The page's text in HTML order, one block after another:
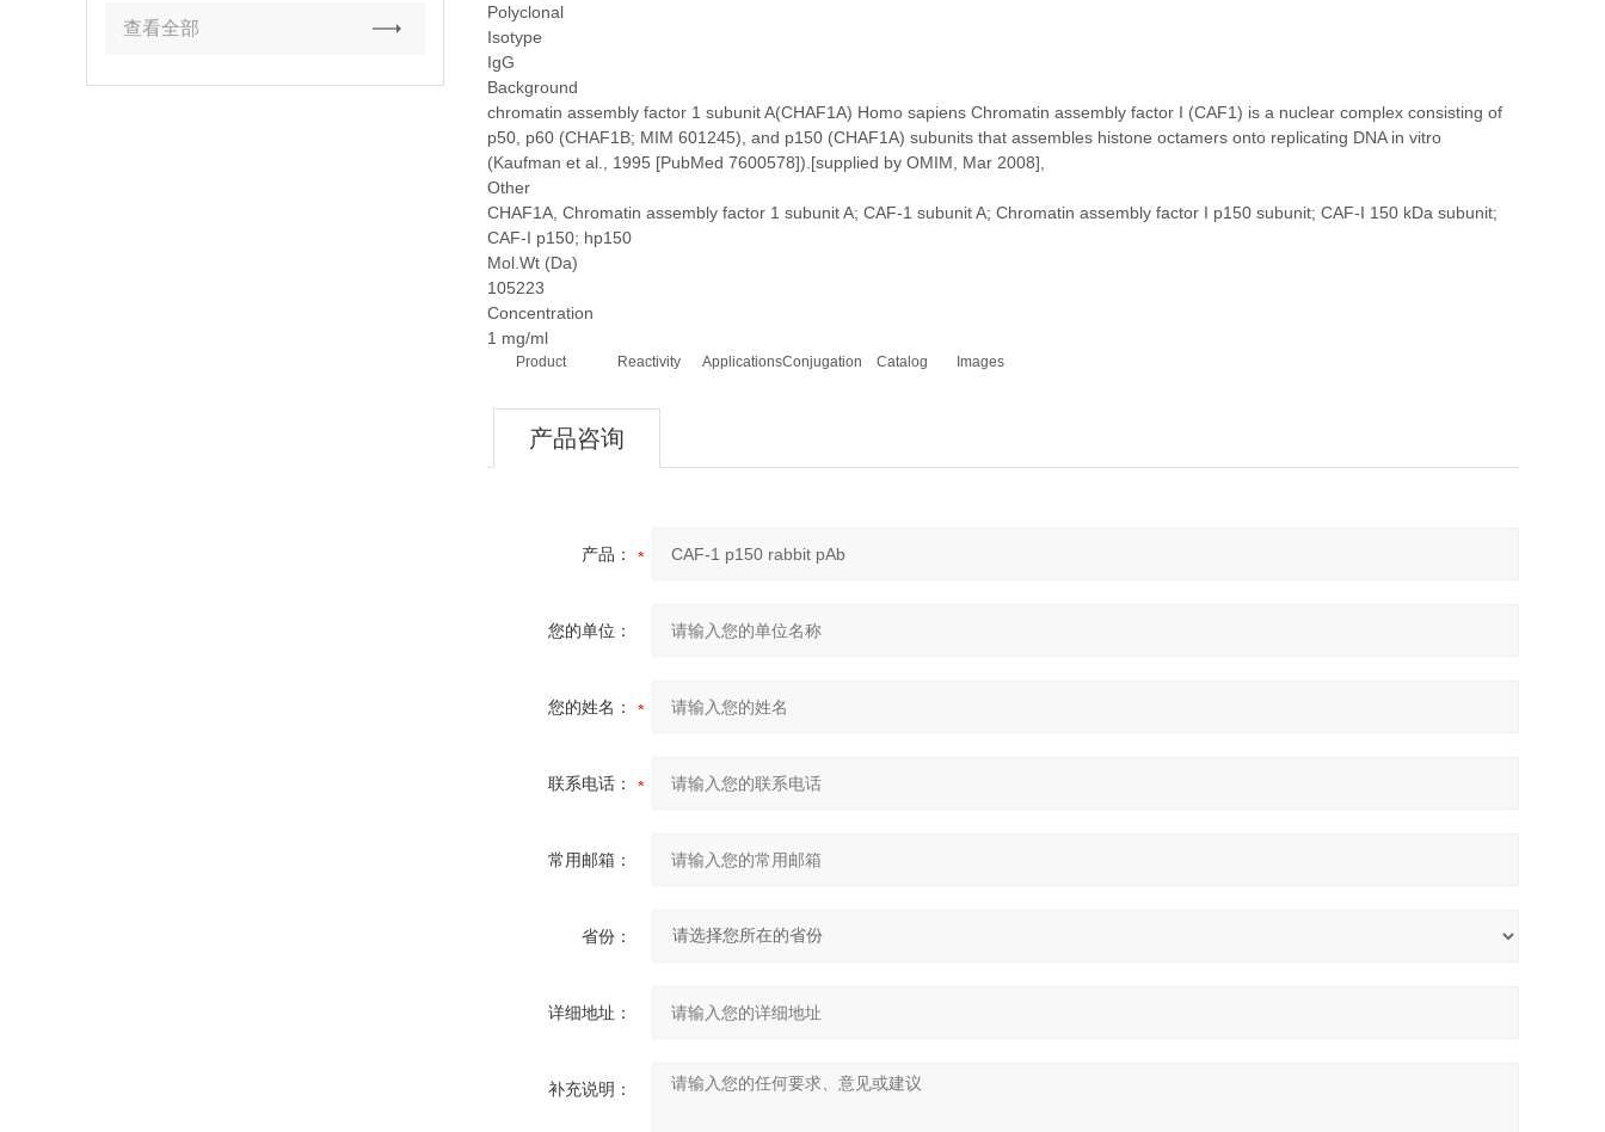
查看全部
Polyclonal
Isotype
IgG
Background
chromatin assembly factor 1 subunit A(CHAF1A) Homo sapiens Chromatin assembly factor I (CAF1) is a nuclear complex consisting of
p50, p60 (CHAF1B; MIM 601245), and p150 (CHAF1A) subunits that assembles histone octamers onto replicating DNA in vitro
(Kaufman et al., 1995 [PubMed 7600578]).[supplied by OMIM, Mar 2008],
Other
CHAF1A, Chromatin assembly factor 1 subunit A; CAF-1 subunit A; Chromatin assembly factor I p150 subunit; CAF-I 150 kDa subunit;
CAF-I p150; hp150
Mol.Wt (Da)
105223
Concentration
1 mg/ml
Product Reactivity ApplicationsConjugation Catalog Images
产品咨询
产品：
您的单位：
您的姓名：
联系电话：
常用邮箱：
省份：
详细地址：
补充说明：